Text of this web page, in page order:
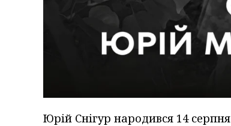
Юрій Снігур народився 14